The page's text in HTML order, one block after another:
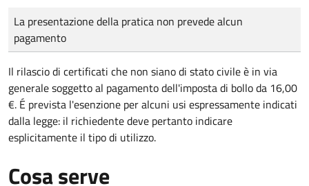
Tipo di pagamento
Importo
La presentazione della pratica non prevede alcun
pagamento
Il rilascio di certificati che non siano di stato civile è in via
generale soggetto al pagamento dell'imposta di bollo da 16,00
€. É prevista l'esenzione per alcuni usi espressamente indicati
dalla legge: il richiedente deve pertanto indicare
esplicitamente il tipo di utilizzo.
Cosa serve